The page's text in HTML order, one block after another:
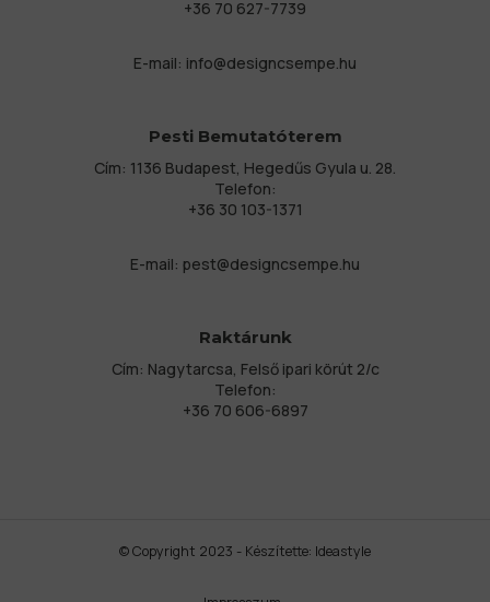
+36 70 627-7739
E-mail: info@designcsempe.hu
Pesti Bemutatóterem
Cím: 1136 Budapest, Hegedűs Gyula u. 28.
Telefon:
+36 30 103-1371
E-mail: pest@designcsempe.hu
Raktárunk
Cím: Nagytarcsa, Felső ipari körút 2/c
Telefon:
+36 70 606-6897
© Copyright 2023 - Készítette: Ideastyle